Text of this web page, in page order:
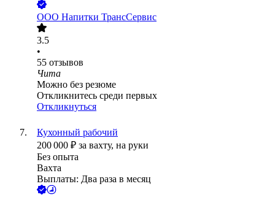
ООО Напитки ТрансСервис
3.5
•
55 отзывов
Чита
Можно без резюме
Откликнитесь среди первых
Откликнуться
Кухонный рабочий
200 000 ₽ за вахту, на руки
Без опыта
Вахта
Выплаты: Два раза в месяц